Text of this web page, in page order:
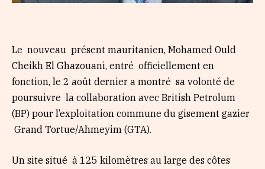
Le nouveau présent mauritanien, Mohamed Ould
Cheikh El Ghazouani, entré officiellement en
fonction, le 2 août dernier a montré sa volonté de
poursuivre la collaboration avec British Petrolum
(BP) pour l’exploitation commune du gisement gazier
Grand Tortue/Ahmeyim (GTA).
Un site situé à 125 kilomètres au large des côtes